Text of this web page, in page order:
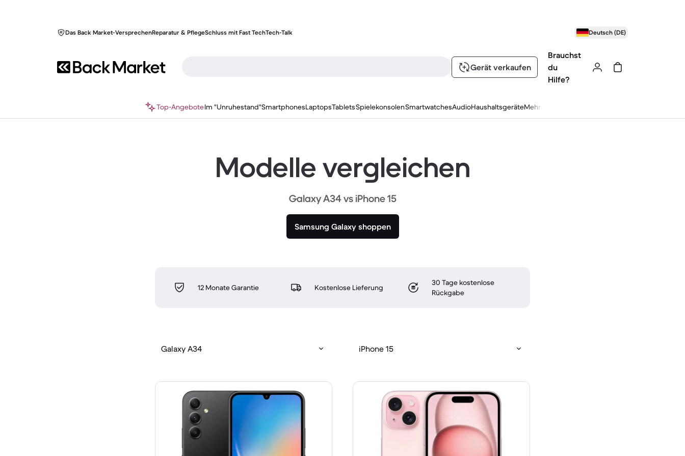
Das Back Market-VersprechenReparatur & PflegeSchluss mit Fast TechTech-Talk Deutsch (DE)
Gerät verkaufen
Brauchst
du
Hilfe?
Top-AngeboteIm "Unruhestand"SmartphonesLaptopsTabletsSpielekonsolenSmartwatchesAudioHaushaltsgeräteMehr
Modelle vergleichen
Galaxy A34 vs iPhone 15
Samsung Galaxy shoppen
12 Monate Garantie Kostenlose Lieferung
30 Tage kostenlose
Rückgabe
Galaxy A34 iPhone 15